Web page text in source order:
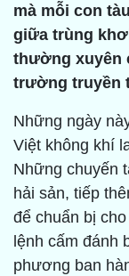
mà mỗi con
giữa trùng
thường xuyên
trường truyền
Những ngày
Việt không khí
Những chuyến
hải sản, tiếp
để chuẩn bị
lệnh cấm đánh
phương ban